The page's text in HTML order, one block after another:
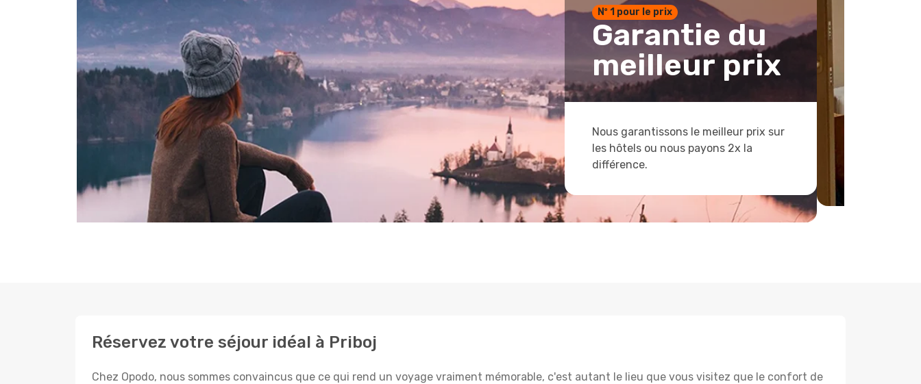
Nº 1 pour le prix
Garantie du
meilleur prix
Nous garantissons le meilleur prix sur
les hôtels ou nous payons 2x la
différence.
Réservez votre séjour idéal à Priboj
Chez Opodo, nous sommes convaincus que ce qui rend un voyage vraiment mémorable, c'est autant le lieu que vous visitez que le confort de